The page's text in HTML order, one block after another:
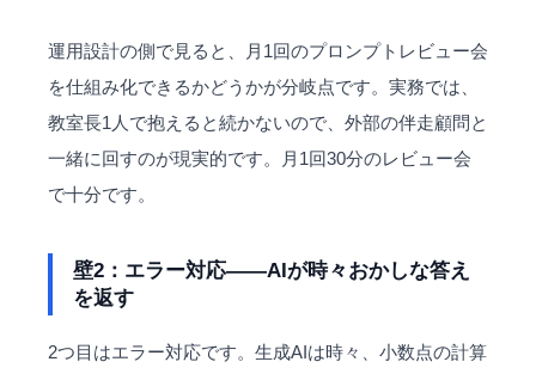
運用設計の側で見ると、月1回のプロンプトレビュー会
を仕組み化できるかどうかが分岐点です。実務では、
教室長1人で抱えると続かないので、外部の伴走顧問と
一緒に回すのが現実的です。月1回30分のレビュー会
で十分です。
壁2：エラー対応——AIが時々おかしな答え
を返す
2つ目はエラー対応です。生成AIは時々、小数点の計算